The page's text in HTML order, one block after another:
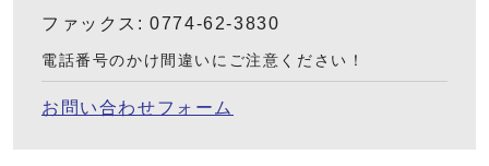
ファックス: 0774-62-3830
電話番号のかけ間違いにご注意ください！
お問い合わせフォーム